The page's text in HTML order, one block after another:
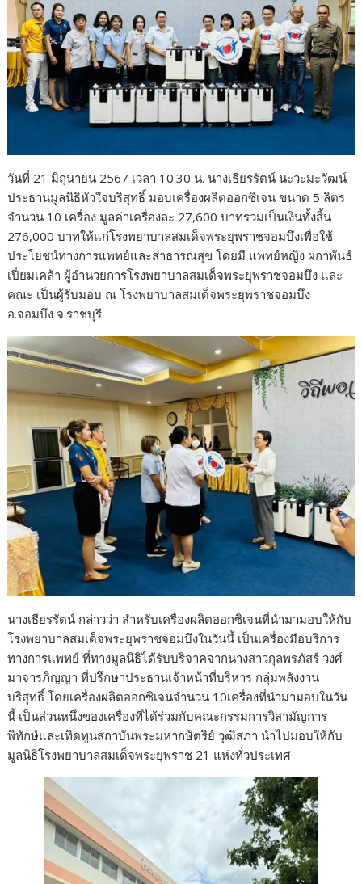
วันที่ 21 มิถุนายน 2567 เวลา 10.30 น. นางเธียรรัตน์ นะวะมะวัฒน์
ประธานมูลนิธิหัวใจบริสุทธิ์ มอบเครื่องผลิตออกซิเจน ขนาด 5 ลิตร
จำนวน 10 เครื่อง มูลค่าเครื่องละ 27,600 บาทรวมเป็นเงินทั้งสิ้น
276,000 บาทให้แก่โรงพยาบาลสมเด็จพระยุพราชจอมบึงเพื่อใช้
ประโยชน์ทางการแพทย์และสาธารณสุข โดยมี แพทย์หญิง ผกาพันธ์
เปี่ยมเคล้า ผู้อำนวยการโรงพยาบาลสมเด็จพระยุพราชจอมบึง และ
คณะ เป็นผู้รับมอบ ณ โรงพยาบาลสมเด็จพระยุพราชจอมบึง
อ.จอมบึง จ.ราชบุรี
นางเธียรรัตน์ กล่าวว่า สำหรับเครื่องผลิตออกซิเจนที่นำมามอบให้กับ
โรงพยาบาลสมเด็จพระยุพราชจอมบึงในวันนี้ เป็นเครื่องมือบริการ
ทางการแพทย์ ที่ทางมูลนิธิได้รับบริจาคจากนางสาวกุลพรภัสร์ วงศ์
มาจารภิญญา ที่ปรึกษาประธานเจ้าหน้าที่บริหาร กลุ่มพลังงาน
บริสุทธิ์ โดยเครื่องผลิตออกซิเจนจำนวน 10เครื่องที่นำมามอบในวัน
นี้ เป็นส่วนหนึ่งของเครื่องที่ได้ร่วมกับคณะกรรมการวิสามัญการ
พิทักษ์และเทิดทูนสถาบันพระมหากษัตริย์ วุฒิสภา นำไปมอบให้กับ
มูลนิธิโรงพยาบาลสมเด็จพระยุพราช 21 แห่งทั่วประเทศ